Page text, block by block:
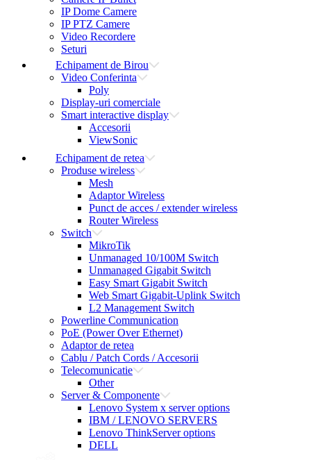
IP Dome Camere
IP PTZ Camere
Video Recordere
Seturi
Echipament de Birou
Video Conferinta
Poly
Display-uri comerciale
Smart interactive display
Accesorii
ViewSonic
Echipament de retea
Produse wireless
Mesh
Adaptor Wireless
Punct de acces / extender wireless
Router Wireless
Switch
MikroTik
Unmanaged 10/100M Switch
Unmanaged Gigabit Switch
Easy Smart Gigabit Switch
Web Smart Gigabit-Uplink Switch
L2 Management Switch
Powerline Communication
PoE (Power Over Ethernet)
Adaptor de retea
Cablu / Patch Cords / Accesorii
Telecomunicatie
Other
Server & Componente
Lenovo System x server options
IBM / LENOVO SERVERS
Lenovo ThinkServer options
DELL